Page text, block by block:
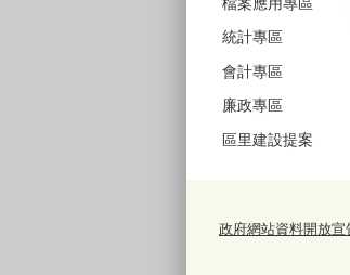
統計專區
會計專區
廉政專區
區里建設提案
政府網站資料開放宣